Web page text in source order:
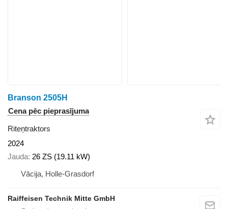
Branson 2505H
Cena pēc pieprasījuma
Riteņtraktors
2024
Jauda 26 ZS (19.11 kW)
Vācija, Holle-Grasdorf
Raiffeisen Technik Mitte GmbH